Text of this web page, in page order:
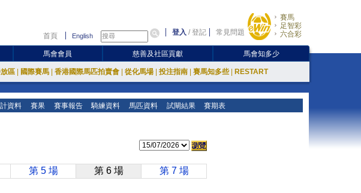
首頁 English 登入 /登記 常見問題
賽馬
足智彩
六合彩
馬會會員 慈善及社區貢獻 馬會知多少
區 國際賽馬 香港國際馬匹拍賣會 從化馬場 投注指南 賽馬知多些 RESTART
資料 賽果 賽事報告 騎練資料 馬匹資料 試閘結果 賽期表
第 5 場 第 6 場 第 7 場